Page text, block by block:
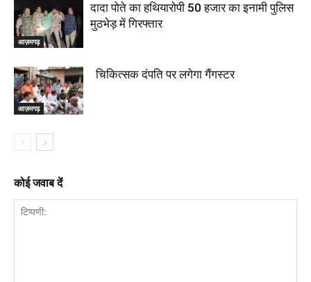
आज़मगढ़
दादा पोते का हथियारोपी 50 हजार का इनामी पुलिस
मुठभेड़ में गिरफ्तार
आज़मगढ़
चिकित्सक दंपति पर लगेगा गैंगस्टर
कोई जवाब दें